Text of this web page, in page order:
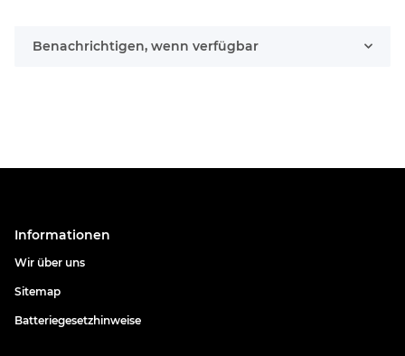
Benachrichtigen, wenn verfügbar
Informationen
Wir über uns
Sitemap
Batteriegesetzhinweise